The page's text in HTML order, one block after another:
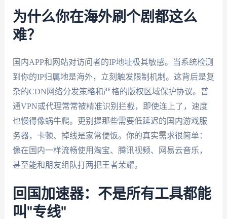
为什么你在海外刷个剧都这么
难？
国内APP和网站对访问者的IP地址极其敏感。当系统检测
到你的IP归属地是海外，立刻触发限制机制。这背后是复
杂的CDN网络分发策略和严格的版权区域保护协议。普
通VPN或代理常常被精准识别拦截，即使连上了，速度
也慢得像蜗牛爬。更别提那些需要低延迟的国内游戏服
务器，卡顿、掉线是家常便饭。你的真实需求很简单：
像在国内一样流畅使用淘宝、腾讯视频、网易云音乐，
甚至能和朋友组队打两把王者荣耀。
回国加速器：不是所有工具都能
叫"专线"